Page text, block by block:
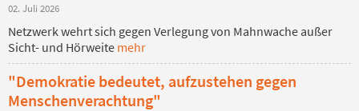
02. Juli 2026
Netzwerk wehrt sich gegen Verlegung von Mahnwache außer
Sicht- und Hörweite mehr
"Demokratie bedeutet, aufzustehen gegen
Menschenverachtung"